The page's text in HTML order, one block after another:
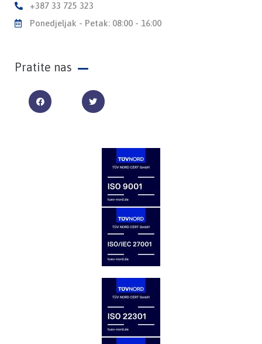
+387 33 725 323
Ponedjeljak - Petak: 08:00 - 16:00
Pratite nas